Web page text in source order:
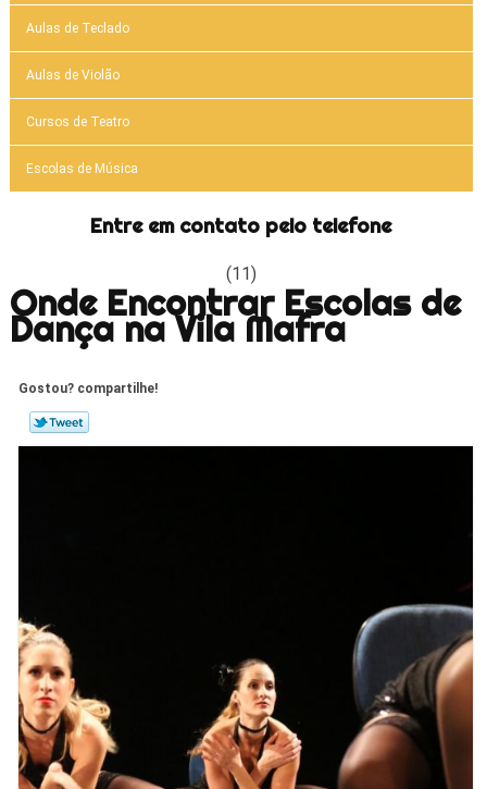
Aulas de Teclado
Aulas de Violão
Cursos de Teatro
Escolas de Música
Entre em contato pelo telefone
(11)
Onde Encontrar Escolas de
Dança na Vila Mafra
Gostou? compartilhe!